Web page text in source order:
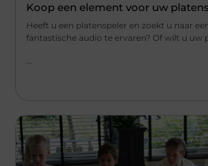
Koop een element voor uw
Heeft u een platenspeler en zoekt u naar
fantastische audio te ervaren? Of wilt u uw